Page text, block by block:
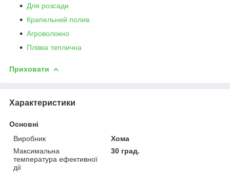
Для розсади
Крапельний полив
Агроволокно
Плівка теплична
Приховати
Характеристики
Основні
Виробник
Хома
Максимальна
температура ефективної
дії
30 град.